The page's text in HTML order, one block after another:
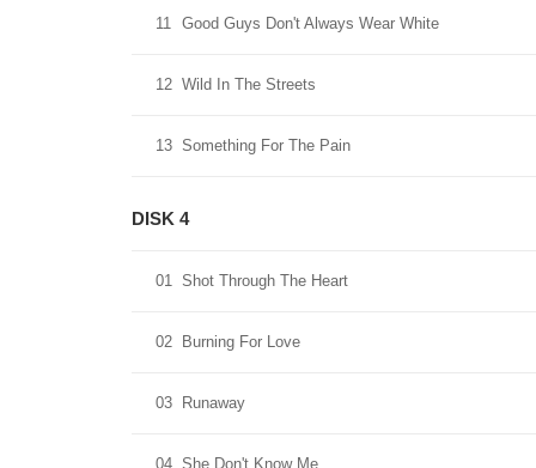
11 Good Guys Don't Always Wear White
12 Wild In The Streets
13 Something For The Pain
DISK 4
01 Shot Through The Heart
02 Burning For Love
03 Runaway
04 She Don't Know Me